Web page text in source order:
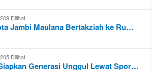
209 Dilihat
Jambi Maulana Bertakziah ke Ru…
205 Dilihat
Generasi Unggul Lewat Spor…